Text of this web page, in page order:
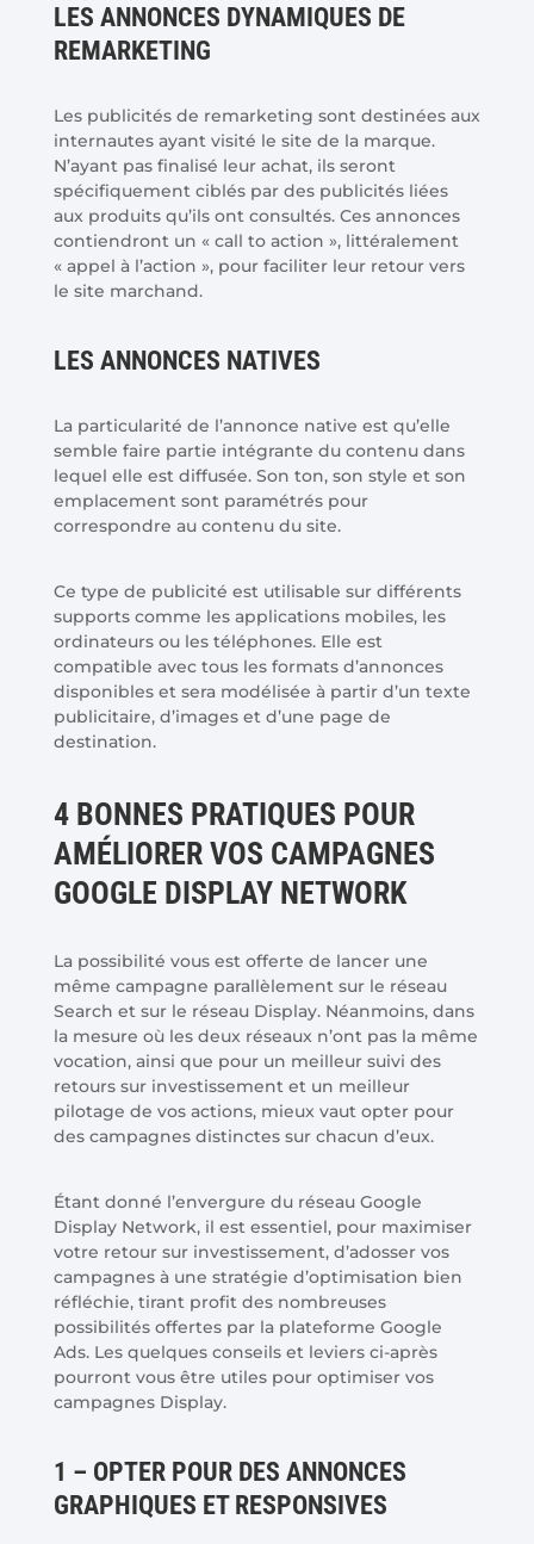
LES ANNONCES DYNAMIQUES DE
REMARKETING
Les publicités de remarketing sont destinées aux
internautes ayant visité le site de la marque.
N’ayant pas finalisé leur achat, ils seront
spécifiquement ciblés par des publicités liées
aux produits qu’ils ont consultés. Ces annonces
contiendront un « call to action », littéralement
« appel à l’action », pour faciliter leur retour vers
le site marchand.
LES ANNONCES NATIVES
La particularité de l’annonce native est qu’elle
semble faire partie intégrante du contenu dans
lequel elle est diffusée. Son ton, son style et son
emplacement sont paramétrés pour
correspondre au contenu du site.
Ce type de publicité est utilisable sur différents
supports comme les applications mobiles, les
ordinateurs ou les téléphones. Elle est
compatible avec tous les formats d’annonces
disponibles et sera modélisée à partir d’un texte
publicitaire, d’images et d’une page de
destination.
4 BONNES PRATIQUES POUR
AMÉLIORER VOS CAMPAGNES
GOOGLE DISPLAY NETWORK
La possibilité vous est offerte de lancer une
même campagne parallèlement sur le réseau
Search et sur le réseau Display. Néanmoins, dans
la mesure où les deux réseaux n’ont pas la même
vocation, ainsi que pour un meilleur suivi des
retours sur investissement et un meilleur
pilotage de vos actions, mieux vaut opter pour
des campagnes distinctes sur chacun d’eux.
Étant donné l’envergure du réseau Google
Display Network, il est essentiel, pour maximiser
votre retour sur investissement, d’adosser vos
campagnes à une stratégie d’optimisation bien
réfléchie, tirant profit des nombreuses
possibilités offertes par la plateforme Google
Ads. Les quelques conseils et leviers ci-après
pourront vous être utiles pour optimiser vos
campagnes Display.
1 – OPTER POUR DES ANNONCES
GRAPHIQUES ET RESPONSIVES